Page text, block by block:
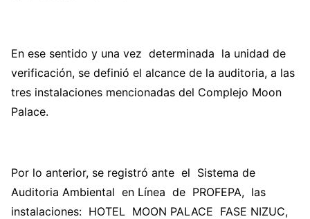
En ese sentido y una vez determinada la unidad de
verificación, se definió el alcance de la auditoria, a las
tres instalaciones mencionadas del Complejo Moon
Palace.
Por lo anterior, se registró ante el Sistema de
Auditoria Ambiental en Línea de PROFEPA, las
instalaciones: HOTEL MOON PALACE FASE NIZUC,